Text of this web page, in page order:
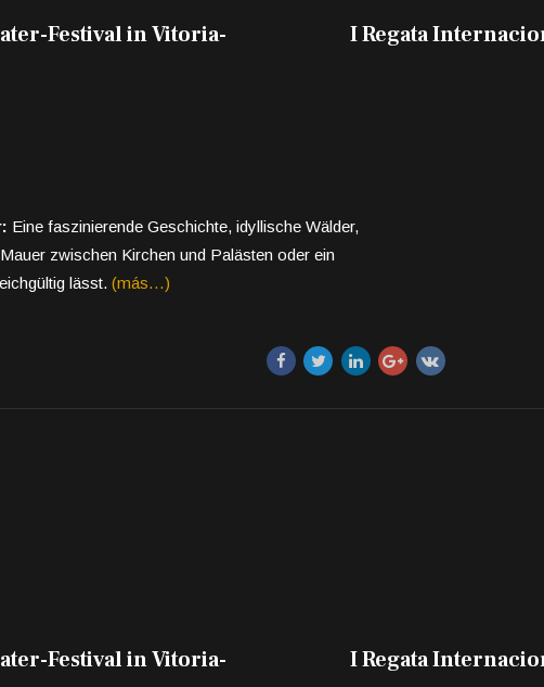
Festival in Vitoria-
I Regata
Eine faszinierende Geschichte, idyllische Wälder,
zwischen Kirchen und Palästen oder ein
lässt. (más…)
Festival in Vitoria-
I Regata